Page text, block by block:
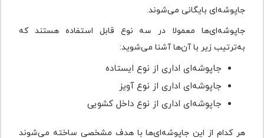
جاپوشه‌ای بایگانی می‌شوند.
جاپوشه‌ای‌ها معمولا در سه نوع قابل استفاده هستند که
به‌ترتیب زیر با آن‌ها آشنا می‌شوید:
جاپوشه‌ای اداری از نوع ایستاده
جاپوشه‌ای اداری از نوع آویز
جاپوشه‌ای اداری از نوع داخل کشویی
هر کدام از این جاپوشه‌ای‌ها با هدف مشخصی ساخته می‌شوند